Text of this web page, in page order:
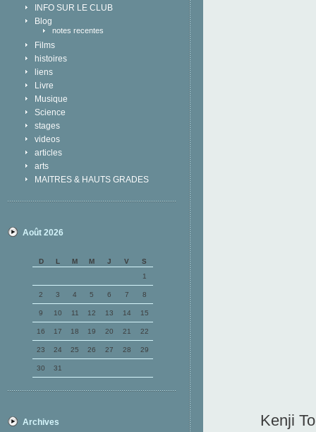
INFO SUR LE CLUB
Blog
notes recentes
Films
histoires
liens
Livre
Musique
Science
stages
videos
articles
arts
MAITRES & HAUTS GRADES
Août 2026
D L M M J V
S
1
2 3 4 5 6 7 8
9 10 11 12 13 14 15
16 17 18 19 20 21 22
23 24 25 26 27 28 29
30 31
Archives
Kenji